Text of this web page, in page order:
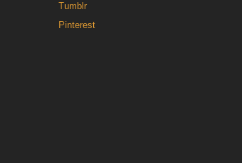
Tumblr
Pinterest